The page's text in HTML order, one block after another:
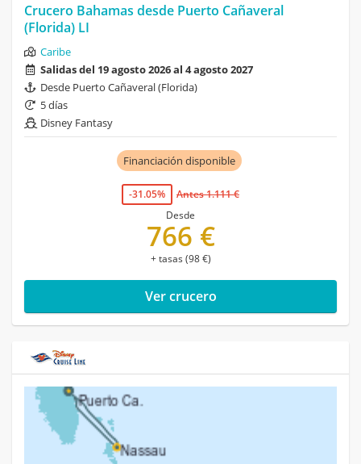
Crucero Bahamas desde Puerto Cañaveral
(Florida) LI
Caribe
Salidas del 19 agosto 2026 al 4 agosto 2027
Desde Puerto Cañaveral (Florida)
5 días
Disney Fantasy
Financiación disponible
-31.05%
Antes 1.111 €
Desde
766 €
+ tasas (98 €)
Ver crucero